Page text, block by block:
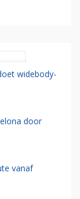
widebody-
door
vanaf